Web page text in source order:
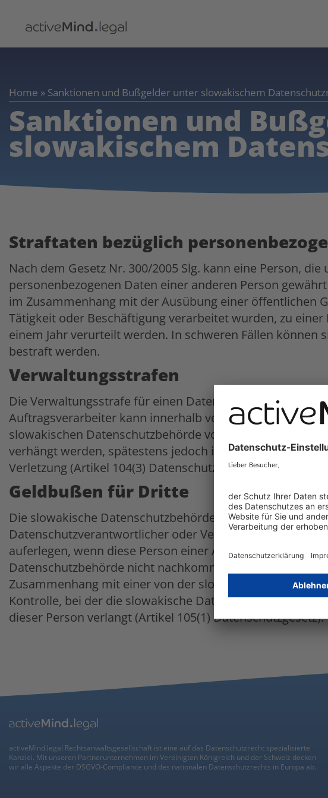
Home » Sanktionen und Bußgelder unter slowakischem
Sanktionen und
slowakischem
Straftaten bezüglich
Nach dem Gesetz Nr. 300/2005 Slg. kann eine Person,
personenbezogenen Daten einer anderen Person
im Zusammenhang mit der Ausübung einer öffentlichen
Tätigkeit oder Beschäftigung verarbeitet wurden, zu einer
einem Jahr verurteilt werden. In schweren Fällen können
bestraft werden.
Verwaltungsstrafen
Die Verwaltungsstrafe für einen
Auftragsverarbeiter kann innerhalb von zwei Jahren nach
slowakischen Datenschutzbehörde von der Verletzung
verhängt werden, spätestens jedoch innerhalb von fünf
Verletzung (Artikel 104(3) Datenschutzgesetz).
Geldbußen für Dritte
Die slowakische Datenschutzbehörde kann einer Person,
Datenschutzverantwortlicher oder Verarbeiter ist, eine
auferlegen, wenn diese Person einer Aufforderung der
Datenschutzbehörde nicht nachkommt, insbesondere
Zusammenhang mit einer von der slowakischen
Kontrolle, bei der die slowakische Datenschutzbehörde
dieser Person verlangt (Artikel 105(1) Datenschutzgesetz).
activeMind.legal Rechtsanwaltsgesellschaft ist eine auf das Datenschutzrecht spezialisierte
Kanzlei. Mit unseren Partnerunternehmen im Vereinigten Königreich und der Schweiz decken
wir alle Aspekte der DSGVO-Compliance und des nationalen Datenschutzrechts in Europa ab.